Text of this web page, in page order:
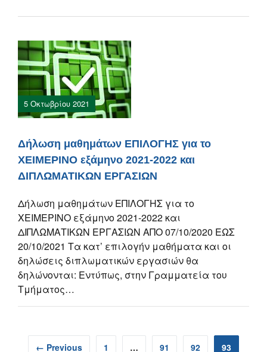
5 Οκτωβρίου 2021
Δήλωση μαθημάτων ΕΠΙΛΟΓΗΣ για το
ΧΕΙΜΕΡΙΝΟ εξάμηνο 2021-2022 και
ΔΙΠΛΩΜΑΤΙΚΩΝ ΕΡΓΑΣΙΩΝ
Δήλωση μαθημάτων ΕΠΙΛΟΓΗΣ για το
ΧΕΙΜΕΡΙΝΟ εξάμηνο 2021-2022 και
ΔΙΠΛΩΜΑΤΙΚΩΝ ΕΡΓΑΣΙΩΝ ΑΠΟ 07/10/2020 ΕΩΣ
20/10/2021 Τα κατ’ επιλογήν μαθήματα και οι
δηλώσεις διπλωματικών εργασιών θα
δηλώνονται: Εντύπως, στην Γραμματεία του
Τμήματος…
← Previous 1 … 91 92 93